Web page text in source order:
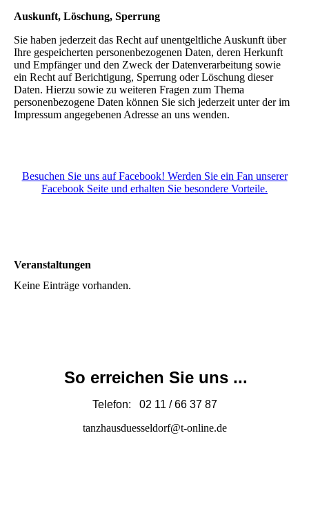
Auskunft, Löschung, Sperrung
Sie haben jederzeit das Recht auf unentgeltliche Auskunft über
Ihre gespeicherten personenbezogenen Daten, deren Herkunft
und Empfänger und den Zweck der Datenverarbeitung sowie
ein Recht auf Berichtigung, Sperrung oder Löschung dieser
Daten. Hierzu sowie zu weiteren Fragen zum Thema
personenbezogene Daten können Sie sich jederzeit unter der im
Impressum angegebenen Adresse an uns wenden.
Besuchen Sie uns auf Facebook! Werden Sie ein Fan unserer
Facebook Seite und erhalten Sie besondere Vorteile.
Veranstaltungen
Keine Einträge vorhanden.
So erreichen Sie uns ...
Telefon: 02 11 / 66 37 87
tanzhausduesseldorf@t-online.de